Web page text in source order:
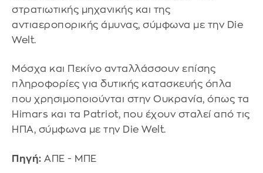
στρατιωτικής μηχανικής και της
αντιαεροπορικής άμυνας, σύμφωνα με την Die
Welt.
Μόσχα και Πεκίνο ανταλλάσσουν επίσης
πληροφορίες για δυτικής κατασκευής όπλα
που χρησιμοποιούνται στην Ουκρανία, όπως τα
Himars και τα Patriot, που έχουν σταλεί από τις
ΗΠΑ, σύμφωνα με την Die Welt.
Πηγή: ΑΠΕ - ΜΠΕ